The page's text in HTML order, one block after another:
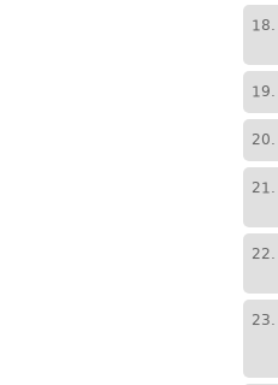
18.
19.
20.
21.
22.
23.